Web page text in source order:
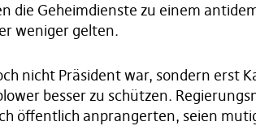
die Geheimdienste zu einem
weniger gelten.
nicht Präsident war, sondern erst
besser zu schützen.
öffentlich anprangerten, seien